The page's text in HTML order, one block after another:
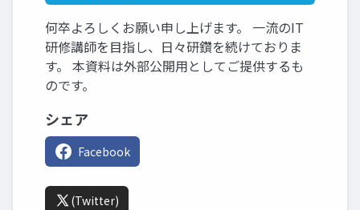
何卒よろしくお願い申し上げます。 一流のIT
研修講師を目指し、日々研鑽を続けておりま
す。 本資料は外部公開用としてご提供するも
のです。
シェア
Facebook
(Twitter)